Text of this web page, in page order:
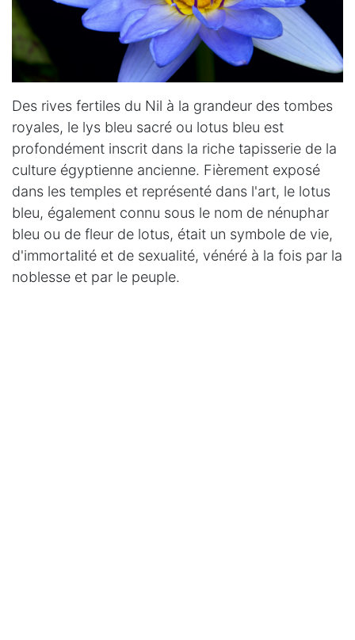
Des rives fertiles du Nil à la grandeur des tombes
royales, le lys bleu sacré ou lotus bleu est
profondément inscrit dans la riche tapisserie de la
culture égyptienne ancienne. Fièrement exposé
dans les temples et représenté dans l'art, le lotus
bleu, également connu sous le nom de nénuphar
bleu ou de fleur de lotus, était un symbole de vie,
d'immortalité et de sexualité, vénéré à la fois par la
noblesse et par le peuple.